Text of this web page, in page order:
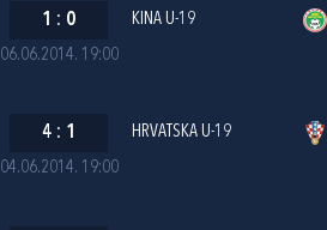
06.06.2014. 19:00
1 : 0 KINA U-19
04.06.2014. 19:00
4 : 1 HRVATSKA U-19